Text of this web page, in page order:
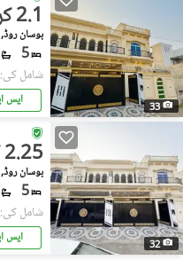
33
2.1 کروڑ
بوسان
5
شامل کی:1 مہینہ پہل
ایس
32
2.25 کروڑ
بوسان
5
شامل کی:1 مہینہ پہل
ایس